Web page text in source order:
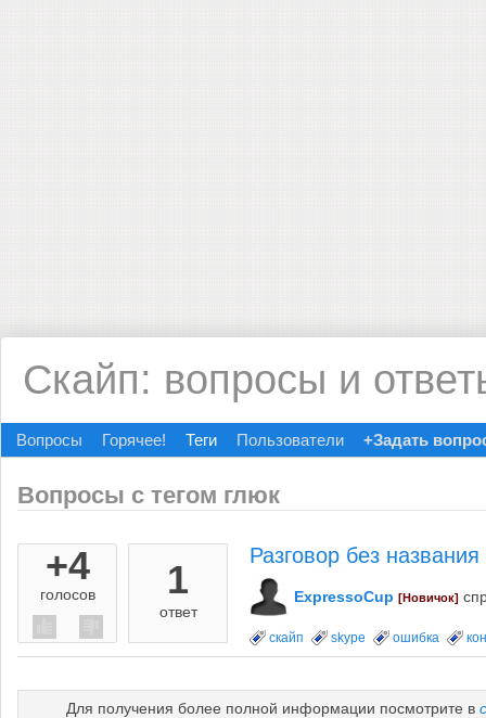
Скайп: вопросы и
Вопросы Горячее! Теги Пользователи +Задать
Вопросы с тегом глюк
+4
голосов 1
ответ
Разговор без
ExpressoCup [Новичок]
скайп skype ошибка
Для получения более полной информации посмотрите в